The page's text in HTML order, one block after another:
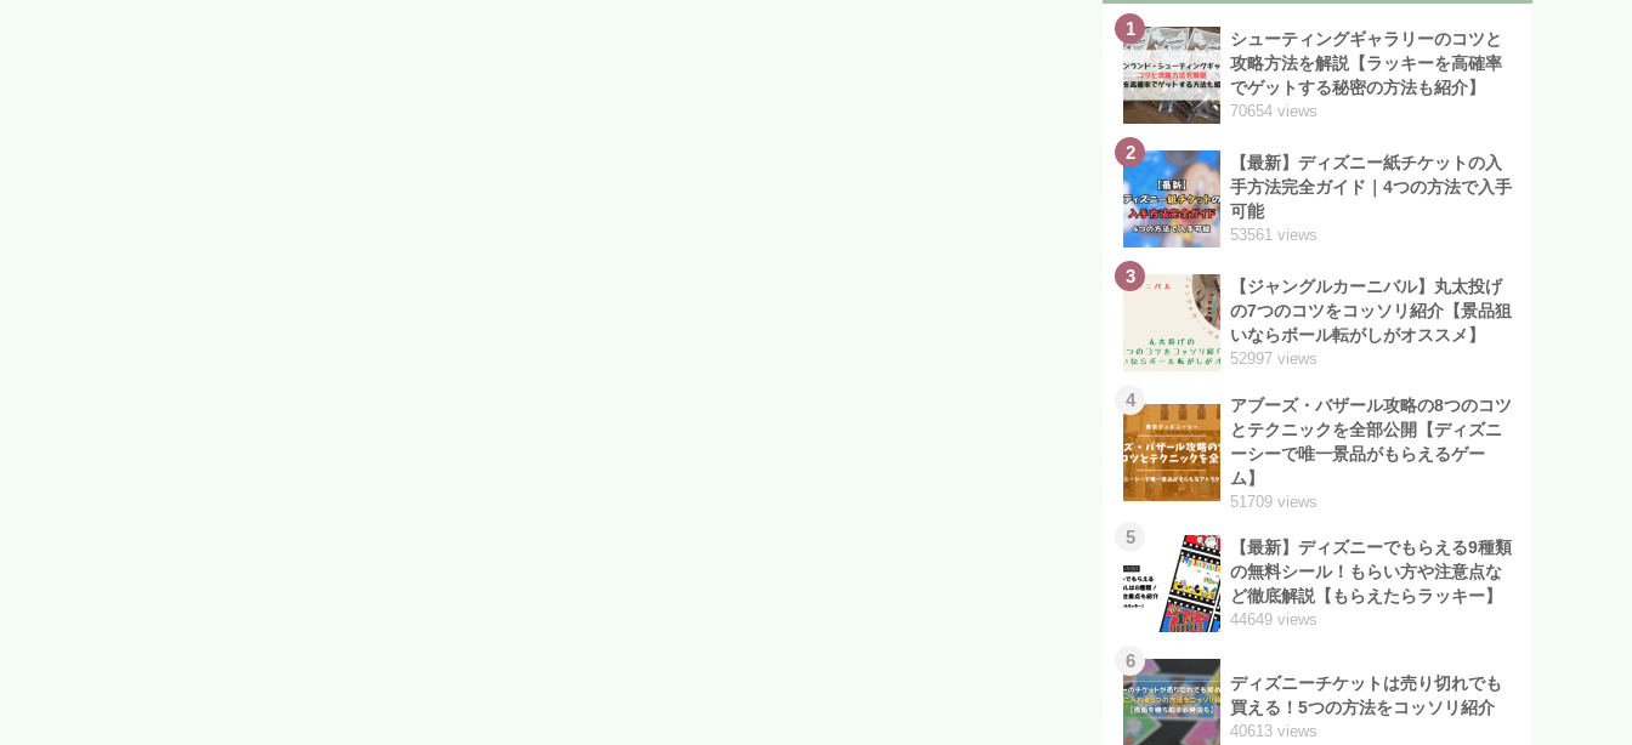
1
シューティングギャラリーのコツと
攻略方法を解説【ラッキーを高確率
でゲットする秘密の方法も紹介】
70654 views
2
【最新】ディズニー紙チケットの入
手方法完全ガイド｜4つの方法で入手
可能
53561 views
3
【ジャングルカーニバル】丸太投げ
の7つのコツをコッソリ紹介【景品狙
いならボール転がしがオススメ】
52997 views
4
アブーズ・バザール攻略の8つのコツ
とテクニックを全部公開【ディズニ
ーシーで唯一景品がもらえるゲー
ム】
51709 views
5
【最新】ディズニーでもらえる9種類
の無料シール！もらい方や注意点な
ど徹底解説【もらえたらラッキー】
44649 views
6
ディズニーチケットは売り切れでも
買える！5つの方法をコッソリ紹介
40613 views